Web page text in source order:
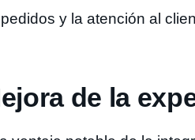
y la atención al
de la